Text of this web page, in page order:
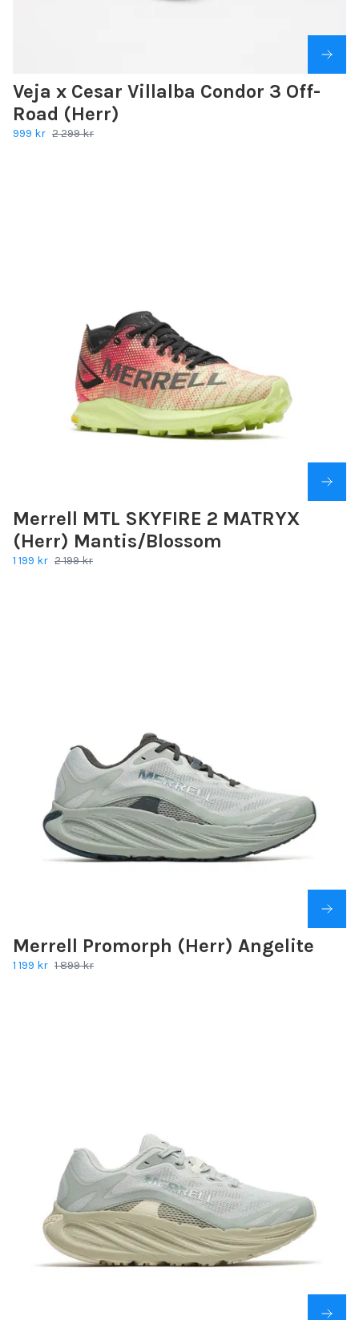
Veja x Cesar Villalba Condor 3 Off-
Road (Herr)
999 kr 2 299 kr
Merrell MTL SKYFIRE 2 MATRYX
(Herr) Mantis/Blossom
1 199 kr 2 199 kr
Merrell Promorph (Herr) Angelite
1 199 kr 1 899 kr